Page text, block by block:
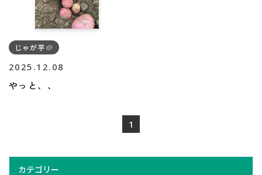
カテゴリー
じゃが芋🥔
2025.12.08
やっと、、
1